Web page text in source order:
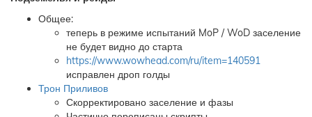
Общее:
теперь в режиме испытаний MoP / WoD заселение
не будет видно до старта
https://www.wowhead.com/ru/item=140591
исправлен дроп голды
Трон Приливов
Скорректировано заселение и фазы